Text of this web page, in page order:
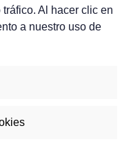
Al hacer clic en
a nuestro uso de